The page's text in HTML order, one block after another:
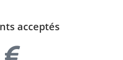
acceptés